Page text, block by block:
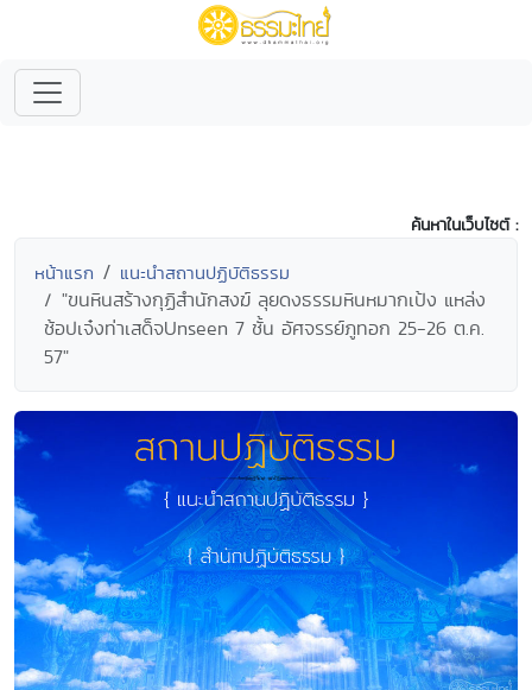
ค้นหาในเว็บไซต์ :
หน้าแรก แนะนำสถานปฏิบัติธรรม
"ขนหินสร้างกุฏิสำนักสงฆ์ ลุยดงธรรมหินหมากเป้ง แหล่ง
ช้อปเจ๋งท่าเสด็จUnseen 7 ชั้น อัศจรรย์ภูทอก 25-26 ต.ค.
57"